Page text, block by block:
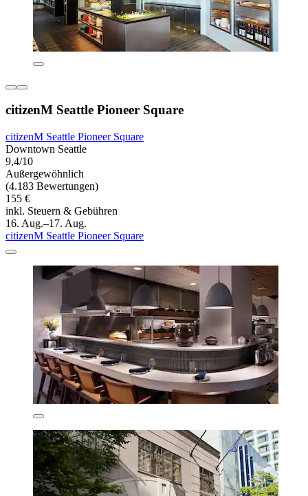
citizenM Seattle Pioneer Square
citizenM Seattle Pioneer Square
Downtown Seattle
9,4/10
Außergewöhnlich
(4.183 Bewertungen)
155 €
inkl. Steuern & Gebühren
16. Aug.–17. Aug.
citizenM Seattle Pioneer Square